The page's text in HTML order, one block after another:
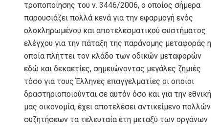
τροποποίησης του ν. 3446/2006, ο οποίος σήμερα
παρουσιάζει πολλά κενά για την εφαρμογή ενός
ολοκληρωμένου και αποτελεσματικού συστήματος
ελέγχου για την πάταξη της παράνομης μεταφοράς η
οποία πλήττει τον κλάδο των οδικών μεταφορών
εδώ και δεκαετίες, σημειώνοντας μεγάλες ζημιές
τόσο για τους Έλληνες επαγγελματίες οι οποίοι
δραστηριοποιούνται σε αυτόν όσο και για την εθνική
μας οικονομία, έχει αποτελέσει αντικείμενο πολλών
συζητήσεων τα τελευταία έτη μεταξύ των οργάνων